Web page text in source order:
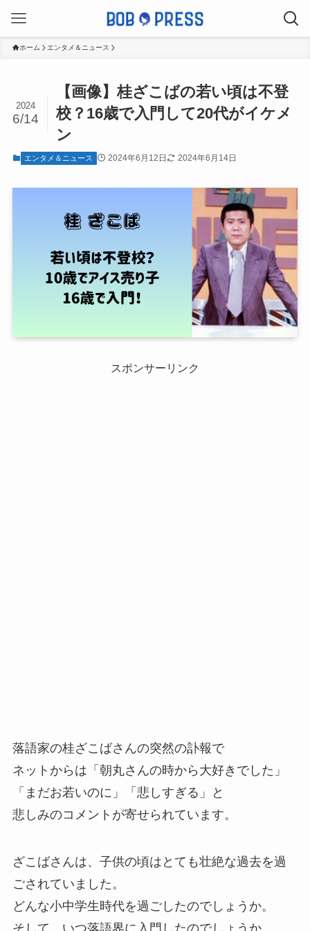
ホーム エンタメ＆ニュース
【画像】桂ざこばの若い頃は不登
校？16歳で入門して20代がイケメ
ン
2024
6/14
エンタメ＆ニュース 2024年6月12日 2024年6月14日
スポンサーリンク
落語家の桂ざこばさんの突然の訃報で
ネットからは「朝丸さんの時から大好きでした」
「まだお若いのに」「悲しすぎる」と
悲しみのコメントが寄せられています。
ざこばさんは、子供の頃はとても壮絶な過去を過
ごされていました。
どんな小中学生時代を過ごしたのでしょうか。
そして、いつ落語界に入門したのでしょうか。